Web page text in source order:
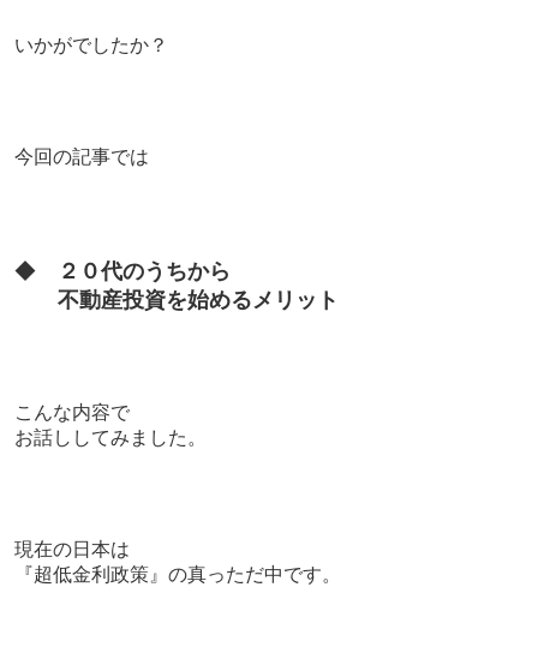
いかがでしたか？
今回の記事では
◆
２０代のうちから
不動産投資を始めるメリット
こんな内容で
お話ししてみました。
現在の日本は
『超低金利政策』の真っただ中です。